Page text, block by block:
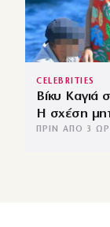
CELEBRITIES
Βίκυ
Η σχέση
ΠΡΙΝ ΑΠΌ 3